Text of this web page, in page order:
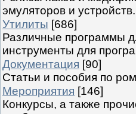
эмуляторов и устройств.
Утилиты [686]
Различные программы
инструменты для
Документация [90]
Статьи и пособия по
Мероприятия [146]
Конкурсы, а также